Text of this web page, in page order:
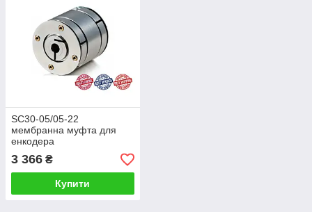
SC30-05/05-22
мембранна муфта для
енкодера
3 366 ₴
Купити